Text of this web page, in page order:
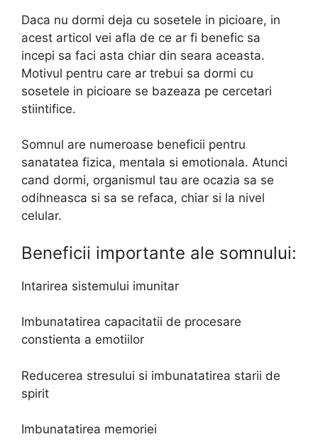
Daca nu dormi deja cu sosetele in picioare, in
acest articol vei afla de ce ar fi benefic sa
incepi sa faci asta chiar din seara aceasta.
Motivul pentru care ar trebui sa dormi cu
sosetele in picioare se bazeaza pe cercetari
stiintifice.
Somnul are numeroase beneficii pentru
sanatatea fizica, mentala si emotionala. Atunci
cand dormi, organismul tau are ocazia sa se
odihneasca si sa se refaca, chiar si la nivel
celular.
Beneficii importante ale somnului:
Intarirea sistemului imunitar
Imbunatatirea capacitatii de procesare
constienta a emotiilor
Reducerea stresului si imbunatatirea starii de
spirit
Imbunatatirea memoriei